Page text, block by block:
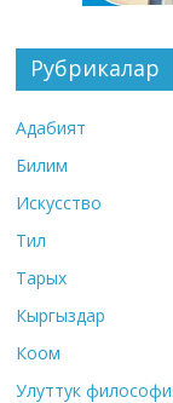
Рубрикалар
Адабият
Билим
Искусство
Тил
Тарых
Кыргыздар
Коом
Улуттук